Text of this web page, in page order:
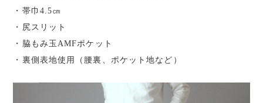
・帯巾4.5㎝
・尻スリット
・脇もみ玉AMFポケット
・裏側表地使用（腰裏、ポケット地など）